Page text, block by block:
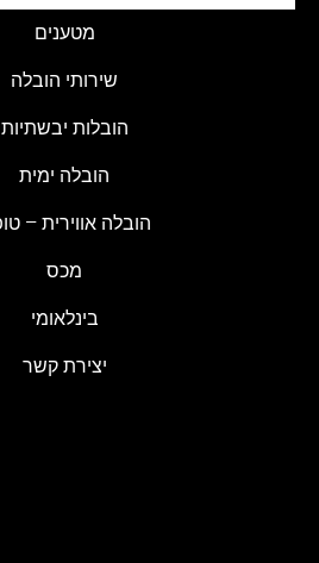
מטענים
שירותי הובלה
הובלות יבשתיות
הובלה ימית
הובלה אווירית – טופס
מכס
בינלאומי
יצירת קשר